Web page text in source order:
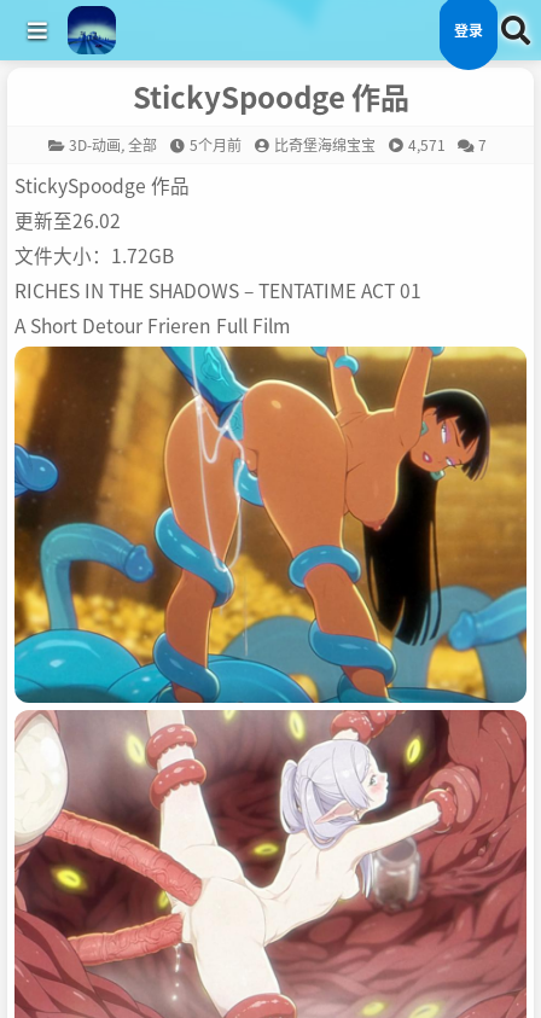
登录
StickySpoodge 作品
3D-动画,全部 5个月前 比奇堡海绵宝宝 4,571 7
StickySpoodge 作品
更新至26.02
文件大小：1.72GB
RICHES IN THE SHADOWS – TENTATIME ACT 01
A Short Detour Frieren Full Film